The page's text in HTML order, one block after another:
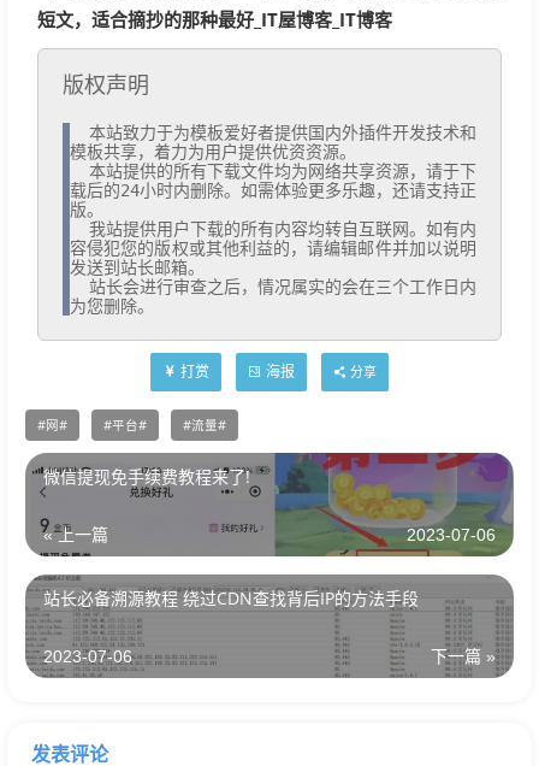
短文，适合摘抄的那种最好_IT屋博客_IT博客
版权声明
模板共享，着力为用户提供优资资源。
载后的24小时内删除。如需体验更多乐趣，还请支持正
版。
容侵犯您的版权或其他利益的，请编辑邮件并加以说明
发送到站长邮箱。
为您删除。
打赏 海报 分享
网 平台 流量
微信提现免手续费教程来了!
« 上一篇 2023-07-06
站长必备溯源教程 绕过CDN查找背后IP的方法手段
下一篇 »
2023-07-06
发表评论